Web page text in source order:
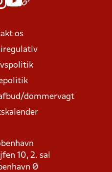
os
dommervagt
10, 2. sal
Ø